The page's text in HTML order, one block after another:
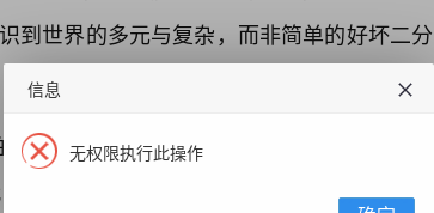
到世界的多元与复杂，而非简单的好坏二分
期阶段密不可分。在那个搜索引擎不如今
禁漫”更像是隐藏在暗处的🔥宝藏，等待着
信息
无权限执行此操作